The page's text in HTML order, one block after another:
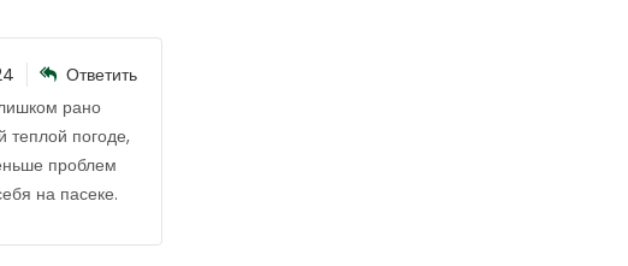
Ответить
рано
погоде,
проблем
на пасеке.